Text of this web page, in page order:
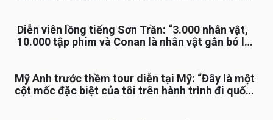
Diễn viên lồng tiếng Sơn Trần: “3.000 nhân vật,
10.000 tập phim và Conan là nhân vật gắn bó lâu
Mỹ Anh trước thềm tour diễn tại Mỹ: “Đây là một
cột mốc đặc biệt của tôi trên hành trình đi quốc